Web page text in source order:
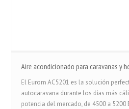
Aire acondicionado para caravanas y
El Eurom AC5201 es la solución
autocaravana durante los días más
potencia del mercado, de 4500 a 5200